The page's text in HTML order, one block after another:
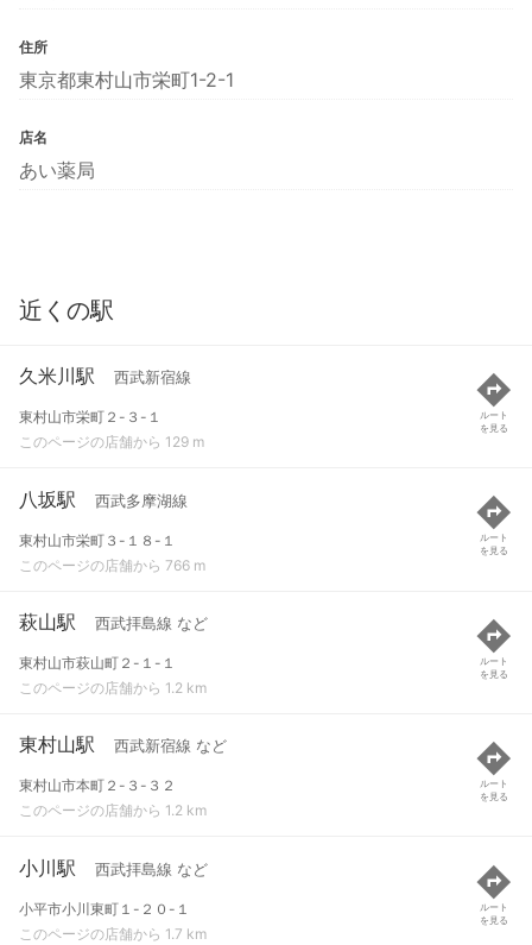
住所
東京都東村山市栄町1-2-1
店名
あい薬局
近くの駅
久米川駅 西武新宿線
東村山市栄町２-３-１
このページの店舗から 129 m
ルート
を見る
八坂駅 西武多摩湖線
東村山市栄町３-１８-１
このページの店舗から 766 m
ルート
を見る
萩山駅 西武拝島線 など
東村山市萩山町２-１-１
このページの店舗から 1.2 km
ルート
を見る
東村山駅 西武新宿線 など
東村山市本町２-３-３２
このページの店舗から 1.2 km
ルート
を見る
小川駅 西武拝島線 など
小平市小川東町１-２０-１
このページの店舗から 1.7 km
ルート
を見る